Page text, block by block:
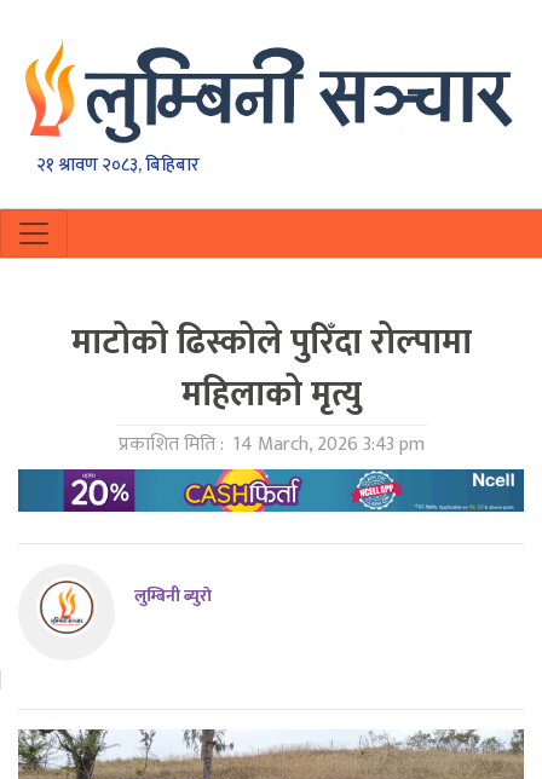
२१ श्रावण २०८३, बिहिबार
माटाेकाे ढिस्कोले पुरिँदा रोल्पामा
महिलाको मृत्यु
प्रकाशित मिति : 14 March, 2026 3:43 pm
लुम्बिनी ब्युराे